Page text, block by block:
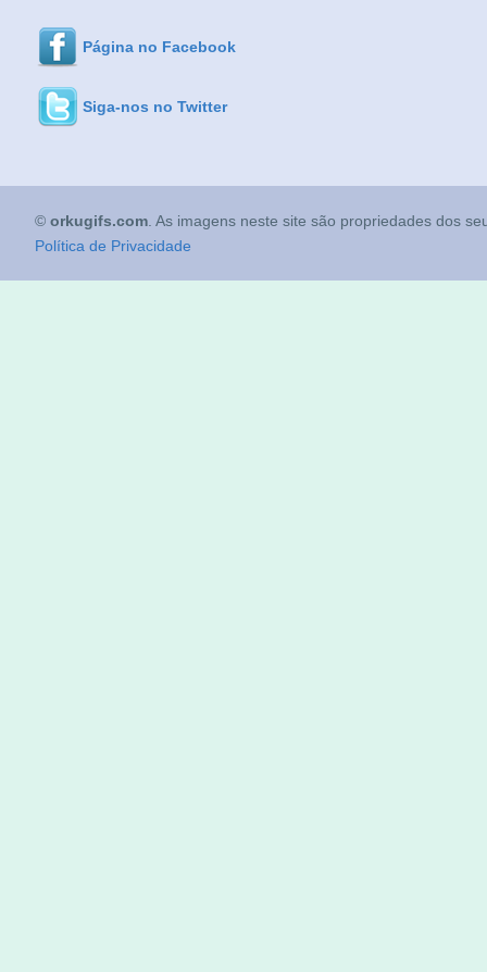
Página no Facebook
Siga-nos no Twitter
© orkugifs.com . As imagens neste site são propriedades dos
Política de Privacidade